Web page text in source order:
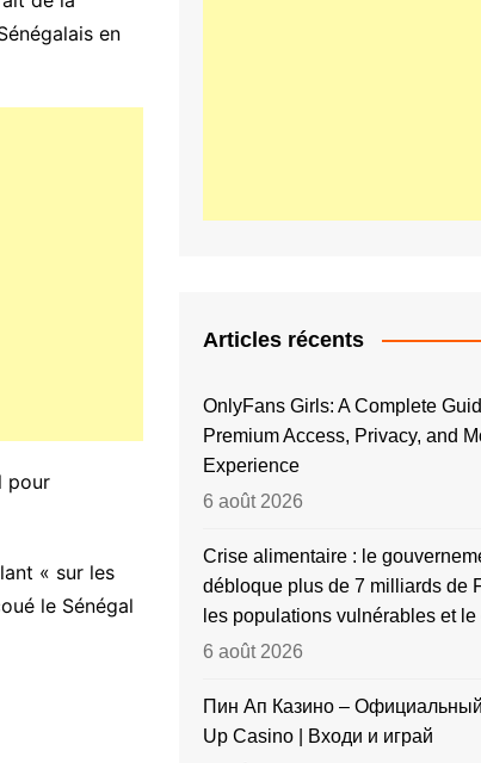
en
pour
« sur les
le Sénégal
Articles récents
OnlyFans Girls: A Complete
Premium Access, Privacy, and
Experience
6 août 2026
Crise alimentaire : le
débloque plus de 7 milliards de
les populations vulnérables et le
6 août 2026
Пин Ап Казино –
Up Casino | Входи и играй